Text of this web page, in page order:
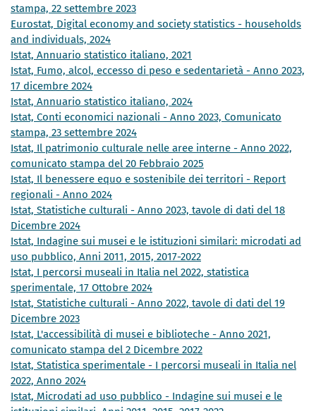
stampa, 22 settembre 2023
Eurostat, Digital economy and society statistics - households
and individuals, 2024
Istat, Annuario statistico italiano, 2021
Istat, Fumo, alcol, eccesso di peso e sedentarietà - Anno 2023,
17 dicembre 2024
Istat, Annuario statistico italiano, 2024
Istat, Conti economici nazionali - Anno 2023, Comunicato
stampa, 23 settembre 2024
Istat, Il patrimonio culturale nelle aree interne - Anno 2022,
comunicato stampa del 20 Febbraio 2025
Istat, Il benessere equo e sostenibile dei territori - Report
regionali - Anno 2024
Istat, Statistiche culturali - Anno 2023, tavole di dati del 18
Dicembre 2024
Istat, Indagine sui musei e le istituzioni similari: microdati ad
uso pubblico, Anni 2011, 2015, 2017-2022
Istat, I percorsi museali in Italia nel 2022, statistica
sperimentale, 17 Ottobre 2024
Istat, Statistiche culturali - Anno 2022, tavole di dati del 19
Dicembre 2023
Istat, L'accessibilità di musei e biblioteche - Anno 2021,
comunicato stampa del 2 Dicembre 2022
Istat, Statistica sperimentale - I percorsi museali in Italia nel
2022, Anno 2024
Istat, Microdati ad uso pubblico - Indagine sui musei e le